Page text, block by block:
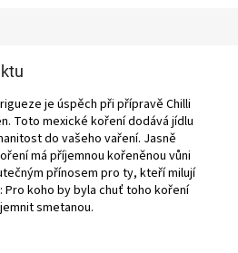
je úspěch při přípravě Chilli
Toto mexické koření dodává jídlu
do vašeho vaření. Jasně
má příjemnou kořeněnou vůni
přínosem pro ty, kteří milují
Pro koho by byla chuť toho koření
smetanou.